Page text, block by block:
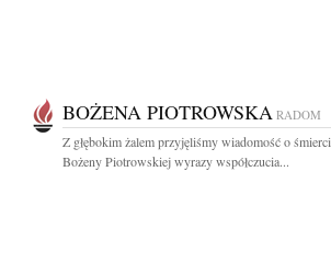
BOŻENA PIOTROWSKA RADOM
Z głębokim żalem przyjęliśmy wiadomość o śmierci
Bożeny Piotrowskiej wyrazy współczucia...